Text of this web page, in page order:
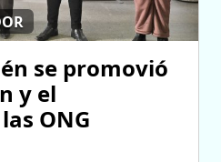
se promovió
y el
ONG